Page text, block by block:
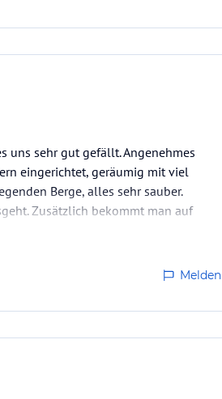
uns sehr gut gefällt. Angenehmes
eingerichtet, geräumig mit viel
Berge, alles sehr sauber.
Zusätzlich bekommt man auf
Melden